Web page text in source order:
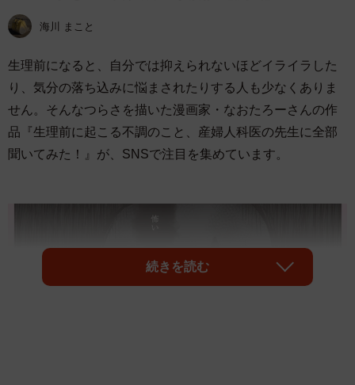
海川 まこと
生理前になると、自分では抑えられないほどイライラした
り、気分の落ち込みに悩まされたりする人も少なくありま
せん。そんなつらさを描いた漫画家・なおたろーさんの作
品『生理前に起こる不調のこと、産婦人科医の先生に全部
聞いてみた！』が、SNSで注目を集めています。
続きを読む